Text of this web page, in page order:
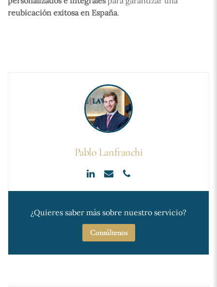
reubicación exitosa en España.
Pablo Lanfranchi
¿Quieres saber más sobre nuestro servicio?
Consúltenos